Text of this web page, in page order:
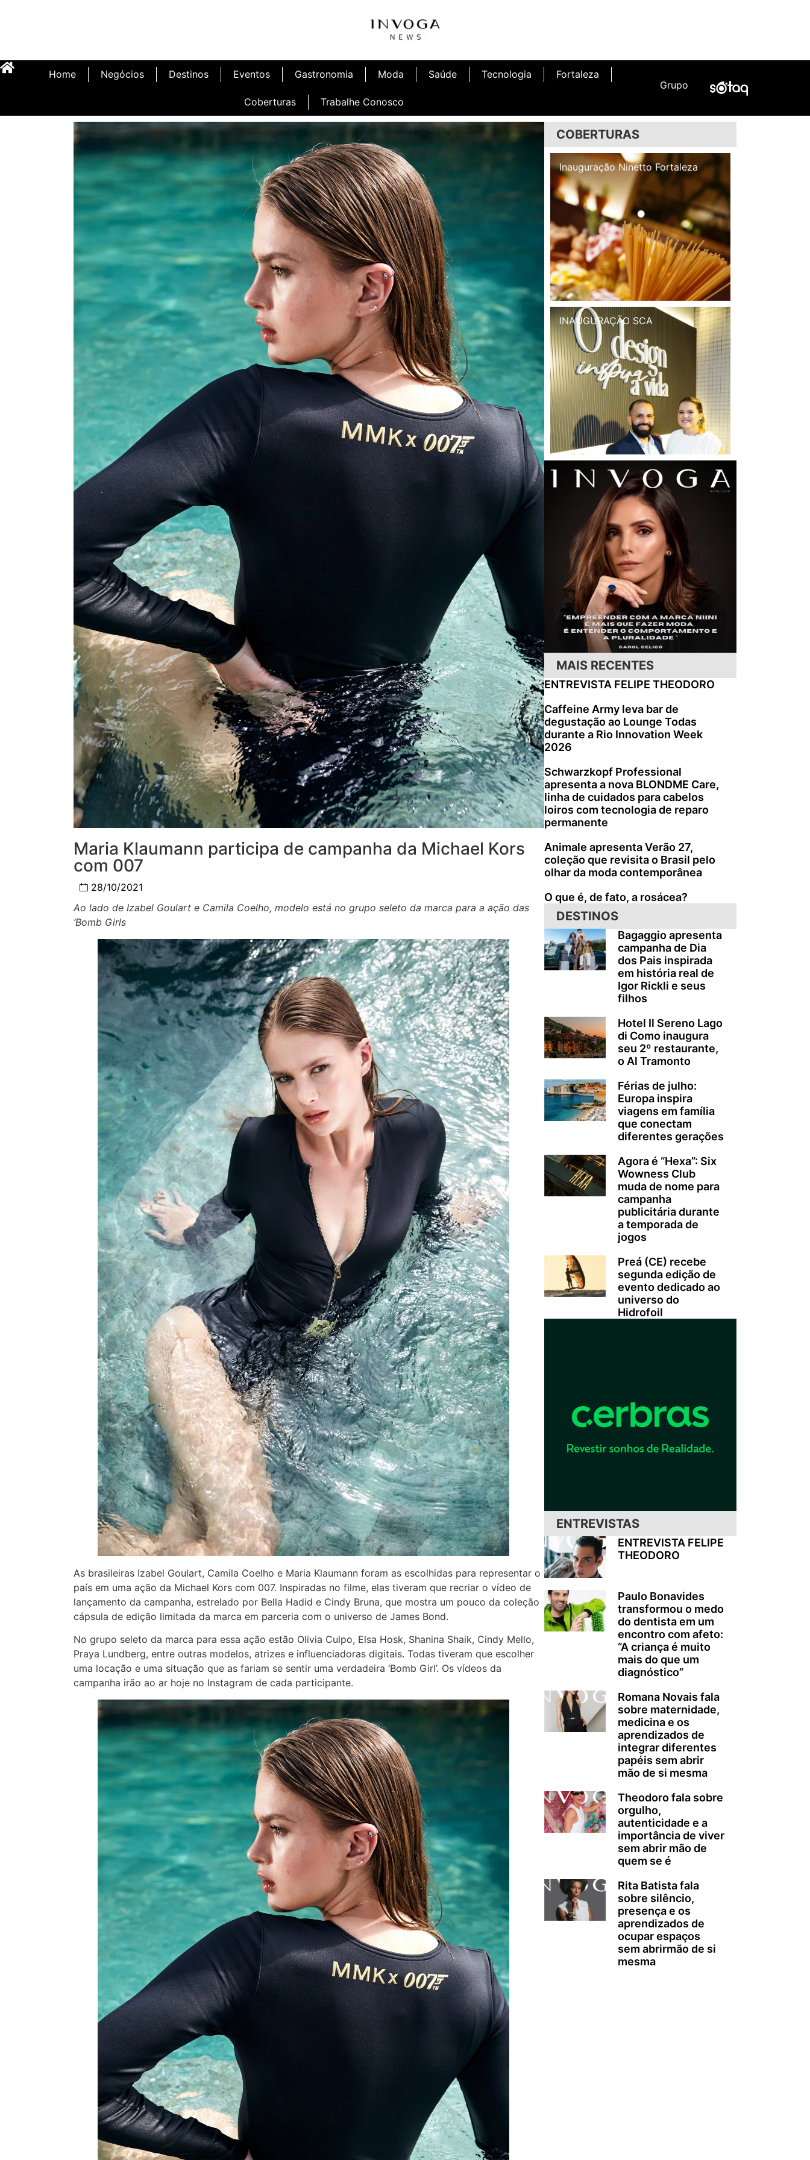
Home Negócios Destinos Eventos Gastronomia Moda Saúde Tecnologia Fortaleza
Coberturas Trabalhe Conosco
Grupo
Maria Klaumann participa de campanha da Michael Kors
com 007
28/10/2021
Ao lado de Izabel Goulart e Camila Coelho, modelo está no grupo seleto da marca para a ação das
‘Bomb Girls
As brasileiras Izabel Goulart, Camila Coelho e Maria Klaumann foram as escolhidas para representar o
país em uma ação da Michael Kors com 007. Inspiradas no filme, elas tiveram que recriar o vídeo de
lançamento da campanha, estrelado por Bella Hadid e Cindy Bruna, que mostra um pouco da coleção
cápsula de edição limitada da marca em parceria com o universo de James Bond.
No grupo seleto da marca para essa ação estão Olivia Culpo, Elsa Hosk, Shanina Shaik, Cindy Mello,
Praya Lundberg, entre outras modelos, atrizes e influenciadoras digitais. Todas tiveram que escolher
uma locação e uma situação que as fariam se sentir uma verdadeira ‘Bomb Girl’. Os vídeos da
campanha irão ao ar hoje no Instagram de cada participante.
COBERTURAS
Inauguração Illa Café Inauguração Ninetto Fortaleza Inauguração Illa Café
INAUGURAÇÃO SCA
MAIS RECENTES
ENTREVISTA FELIPE THEODORO
Caffeine Army leva bar de
degustação ao Lounge Todas
durante a Rio Innovation Week
2026
Schwarzkopf Professional
apresenta a nova BLONDME Care,
linha de cuidados para cabelos
loiros com tecnologia de reparo
permanente
Animale apresenta Verão 27,
coleção que revisita o Brasil pelo
olhar da moda contemporânea
O que é, de fato, a rosácea?
DESTINOS
Bagaggio apresenta
campanha de Dia
dos Pais inspirada
em história real de
Igor Rickli e seus
filhos
Hotel Il Sereno Lago
di Como inaugura
seu 2º restaurante,
o Al Tramonto
Férias de julho:
Europa inspira
viagens em família
que conectam
diferentes gerações
Agora é “Hexa”: Six
Wowness Club
muda de nome para
campanha
publicitária durante
a temporada de
jogos
Preá (CE) recebe
segunda edição de
evento dedicado ao
universo do
Hidrofoil
ENTREVISTAS
ENTREVISTA FELIPE
THEODORO
Paulo Bonavides
transformou o medo
do dentista em um
encontro com afeto:
“A criança é muito
mais do que um
diagnóstico”
Romana Novais fala
sobre maternidade,
medicina e os
aprendizados de
integrar diferentes
papéis sem abrir
mão de si mesma
Theodoro fala sobre
orgulho,
autenticidade e a
importância de viver
sem abrir mão de
quem se é
Rita Batista fala
sobre silêncio,
presença e os
aprendizados de
ocupar espaços
sem abrirmão de si
mesma